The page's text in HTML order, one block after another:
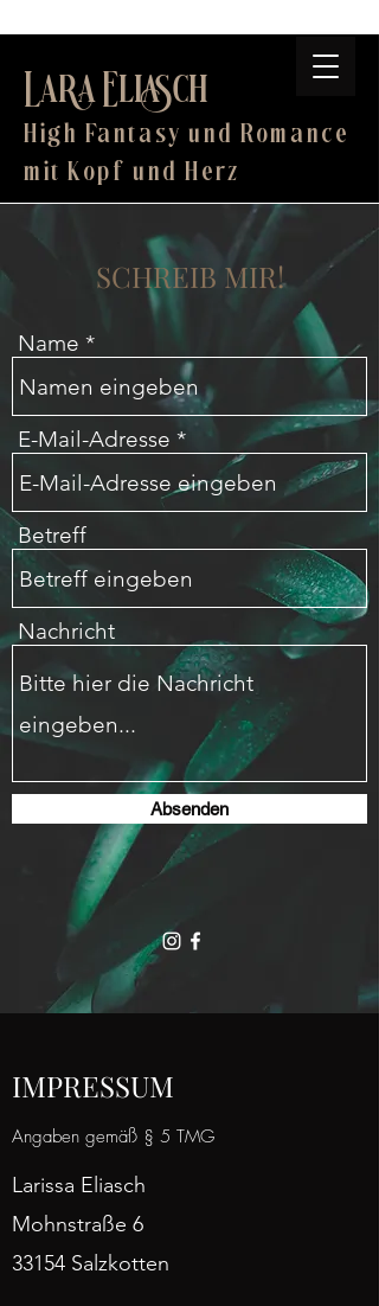
Lara Eliasch
High Fantasy und Romance
mit Kopf und Herz
SCHREIB MIR!
Name
E-Mail-Adresse
Betreff
Nachricht
Absenden
IMPRESSUM
Angaben gemäß § 5 TMG
Larissa Eliasch
Mohnstraße 6
33154 Salzkotten